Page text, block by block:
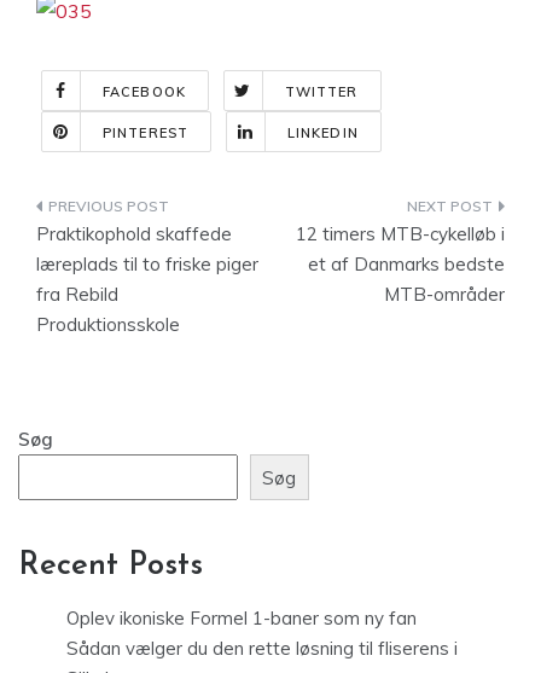
FACEBOOK TWITTER
PINTEREST LINKEDIN
Indlægsnavigation
Praktikophold skaffede
læreplads til to friske piger
fra Rebild
Produktionsskole
12 timers MTB-cykelløb i
et af Danmarks bedste
MTB-områder
Søg
Søg
Recent Posts
Oplev ikoniske Formel 1-baner som ny fan
Sådan vælger du den rette løsning til fliserens i